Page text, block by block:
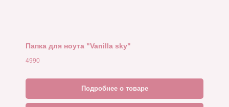
Папка для ноута "Vanilla sky"
4990
Подробнее о товаре